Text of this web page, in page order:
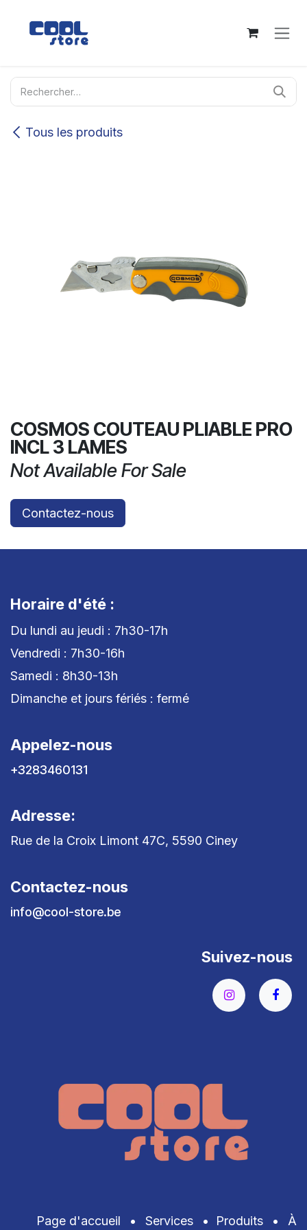
Tous les produits
COSMOS COUTEAU PLIABLE PRO
INCL 3 LAMES
Not Available For Sale
Contactez-nous
Horaire d'été :
Du lundi au jeudi : 7h30-17h
Vendredi : 7h30-16h
Samedi : 8h30-13h
Dimanche et jours fériés : fermé
Appelez-nous
+3283460131
Adresse:
Rue de la Croix Limont 47C, 5590 Ciney
Contactez-nous
info@cool-store.be
Suivez-nous
Page d'accueil • Services • Produits • À